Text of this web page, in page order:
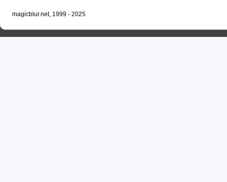
magicblur.net, 1999 - 2025